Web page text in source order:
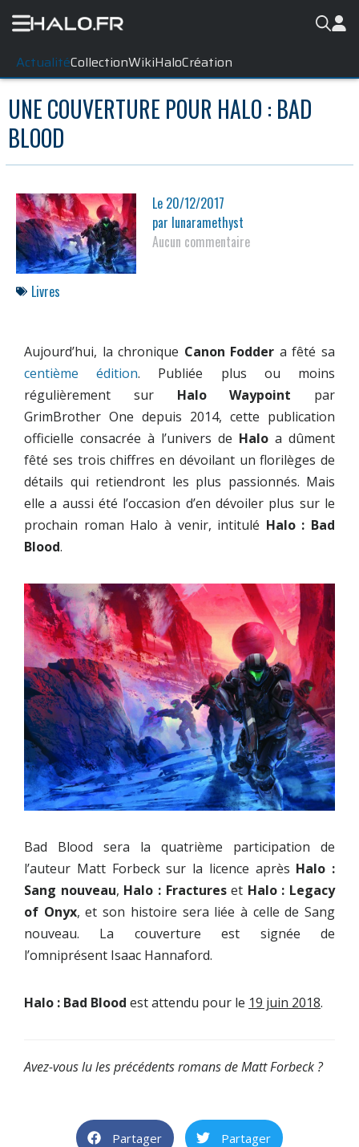
ActualitéCollectionWikiHaloCréation
UNE COUVERTURE POUR HALO : BAD
BLOOD
Le 20/12/2017
par lunaramethyst
Aucun commentaire
Livres
Aujourd’hui, la chronique Canon Fodder a fêté sa
centième édition. Publiée plus ou moins
régulièrement sur Halo Waypoint par
GrimBrother One depuis 2014, cette publication
officielle consacrée à l’univers de Halo a dûment
fêté ses trois chiffres en dévoilant un florilèges de
détails qui retiendront les plus passionnés. Mais
elle a aussi été l’occasion d’en dévoiler plus sur le
prochain roman Halo à venir, intitulé Halo : Bad
Blood.
Bad Blood sera la quatrième participation de
l’auteur Matt Forbeck sur la licence après Halo :
Sang nouveau, Halo : Fractureset Halo : Legacy
of Onyx, et son histoire sera liée à celle de Sang
nouveau. La couverture est signée de
l’omniprésent Isaac Hannaford.
Halo : Bad Blood est attendu pour le 19 juin 2018.
Avez-vous lu les précédents romans de Matt Forbeck ?
Partager Partager